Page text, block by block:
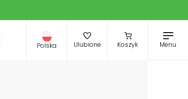
Polska Ulubione Koszyk Menu